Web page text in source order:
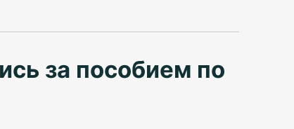
за пособием по